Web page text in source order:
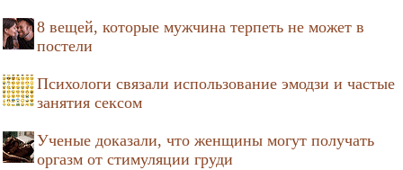
8 вещей, которые мужчина терпеть не может в
постели
Психологи связали использование эмодзи и частые
занятия сексом
Ученые доказали, что женщины могут получать
оргазм от стимуляции груди